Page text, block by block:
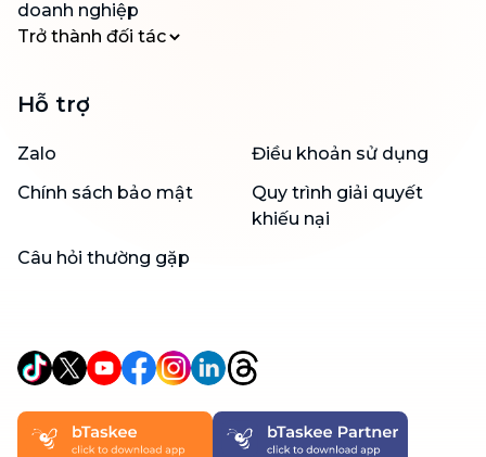
doanh nghiệp
Trở thành đối tác
Hỗ trợ
Zalo
Điều khoản sử dụng
Chính sách bảo mật
Quy trình giải quyết
khiếu nại
Câu hỏi thường gặp